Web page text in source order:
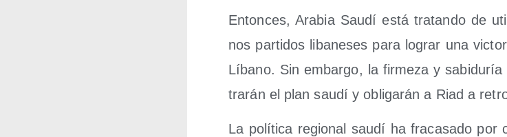
Enton­ces, Ara­bia Sau­dí está tra­tan­do de
nos par­ti­dos liba­ne­ses para lograr una
Líbano. Sin embar­go, la fir­me­za y
tra­rán el plan sau­dí y obli­ga­rán a Riad a
La polí­ti­ca regio­nal sau­dí ha fra­ca­sa­do por